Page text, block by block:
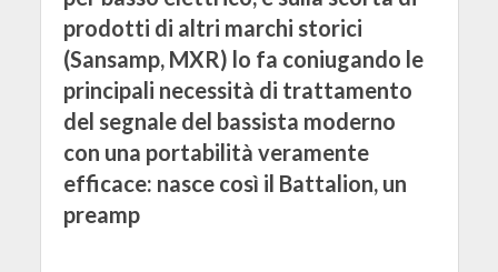
prodotti di altri marchi storici
(Sansamp, MXR) lo fa coniugando le
principali necessità di trattamento
del segnale del bassista moderno
con una portabilità veramente
efficace: nasce così il Battalion, un
preamp